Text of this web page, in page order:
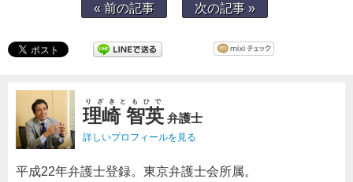
« 前の記事 次の記事 »
理崎 智英
りざきともひで
弁護士
詳しいプロフィールを見る
平成22年弁護士登録。東京弁護士会所属。